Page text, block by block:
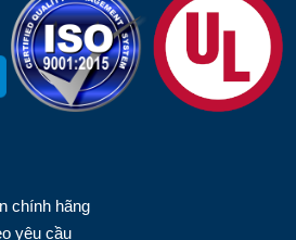
chính hãng
yêu cầu